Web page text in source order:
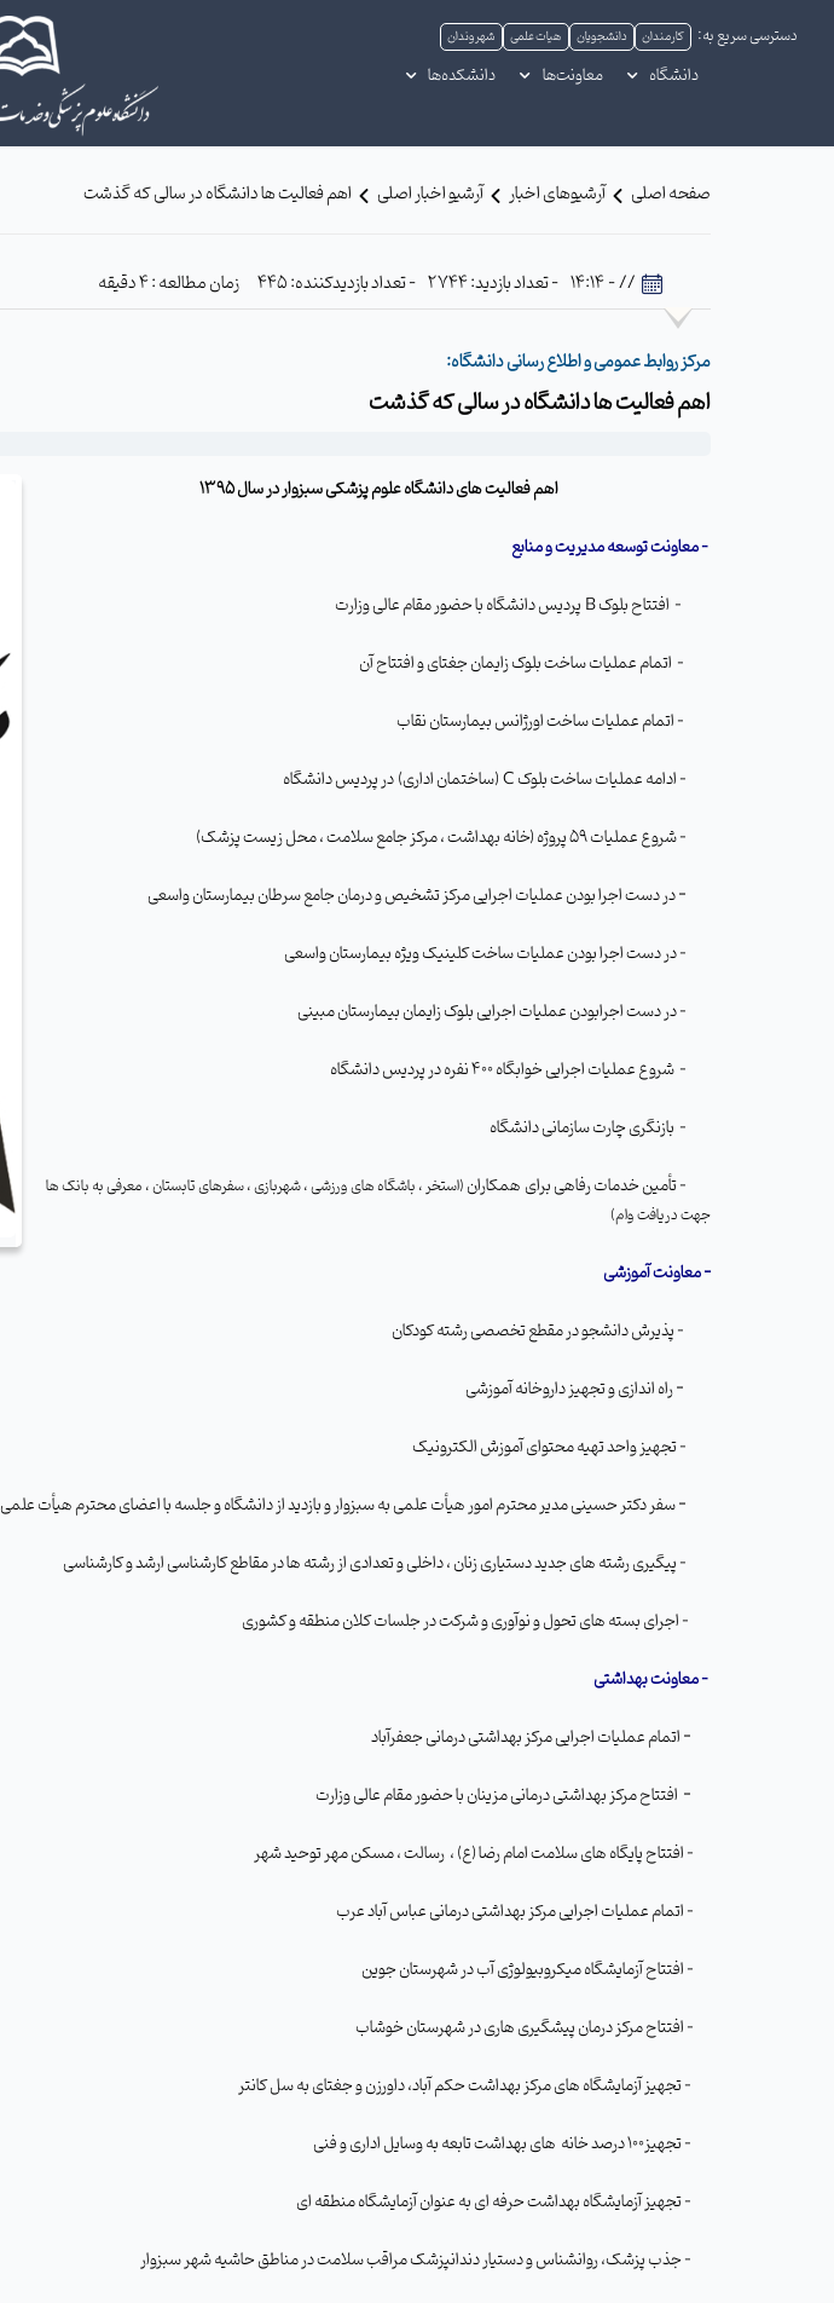
دسترسی سریع به: کارمندان دانشجویان هیات علمی شهروندان
دانشگاه معاونت‌ها دانشکده‌ها
صفحه اصلی آرشیوهای اخبار آرشیو اخبار اصلی اهم فعالیت ها دانشگاه در سالی که گذشت
// - 14:14 - تعداد بازدید: 2744 - تعداد بازدیدکننده: 445 زمان مطالعه : 4 دقیقه
مرکز روابط عمومی و اطلاع رسانی دانشگاه:
اهم فعالیت ها دانشگاه در سالی که گذشت
اهم فعالیت های دانشگاه علوم پزشکی سبزوار در سال 1395
-معاونت توسعه مدیریت و منابع
- افتتاح بلوکB
- اتمام عملیات ساخت بلوک زایمان جغتای و افتتاح آن
- اتمام عملیات ساخت اورژانس بیمارستان نقاب
- ادامه عملیات ساخت بلوک C (ساختمان اداری) در پردیس دانشگاه
-شروع عملیات 59 پروژه (خانه بهداشت ، مرکز جامع سلامت ، محل زیست پزشک)
-در دست اجرا بودن عملیات اجرایی مرکز تشخیص و درمان جامع سرطان بیمارستان واسعی
- در دست اجرا بودن عملیات ساخت کلینیک ویژه بیمارستان واسعی
- در دست اجرابودن عملیات اجرایی بلوک زایمان بیمارستان مبینی
- شروع عملیات اجرایی خوابگاه 400 نفره در پردیس دانشگاه
- بازنگری چارت سازمانی دانشگاه
- تأمین خدمات رفاهی برای همکاران
(استخر ، باشگاه های ورزشی ، شهربازی ، سفرهای تابستان ، معرفی به بانک ها
جهت دریافت وام)
-معاونت آموزشی
- پذیرش دانشجو در مقطع تخصصی رشته کودکان
-راه اندازی و تجهیز داروخانه آموزشی
- تجهیز واحد تهیه محتوای آموزش الکترونیک
-سفر دکتر حسینی مدیر محترم امور هیأت علمی به سبزوار و بازدید از دانشگاه و جلسه با اعضای محترم هیأت علمی
- پیگیری رشته های جدید دستیاری زنان ، داخلی و تعدادی از رشته ها در مقاطع کارشناسی ارشد و کارشناسی
- اجرای بسته های تحول و نوآوری و شرکت در جلسات کلان منطقه و کشوری
- معاونت بهداشتی
- اتمام عملیات اجرایی مرکز بهداشتی درمانی جعفرآباد
- افتتاح مرکز بهداشتی درمانی مزینان با حضور مقام عالی وزارت
- افتتاح پایگاه های سلامت امام رضا (ع) ، رسالت ، مسکن مهر توحید شهر
- اتمام عملیات اجرایی مرکز بهداشتی درمانی عباس آباد عرب
- افتتاح آزمایشگاه میکروبیولوژی آب در شهرستان جوین
- افتتاح مرکز درمان پیشگیری هاری در شهرستان خوشاب
- تجهیز آزمایشگاه های مرکز بهداشت حکم آباد، داورزن و جغتای به سل کانتر
- تجهیز100 درصد خانه های بهداشت تابعه به وسایل اداری و فنی
- تجهیز آزمایشگاه بهداشت حرفه ای به عنوان آزمایشگاه منطقه ای
- جذب پزشک، روانشناس و دستیار دندانپزشک مراقب سلامت در مناطق حاشیه شهر سبزوار